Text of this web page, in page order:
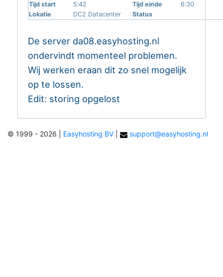
Tijd start
5:42 Tijd einde
6:30
Lokatie
DC2 Datacenter Status
De server da08.easyhosting.nl
ondervindt momenteel problemen.
Wij werken eraan dit zo snel mogelijk
op te lossen.
Edit: storing opgelost
© 1999 - 2026 Easyhosting BV support@easyhosting.nl